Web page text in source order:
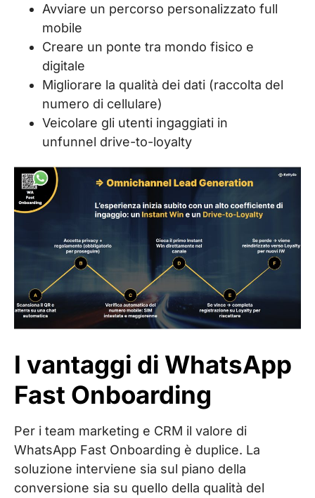
Avviare un percorso personalizzato full
mobile
Creare un ponte tra mondo fisico e
digitale
Migliorare la qualità dei dati (raccolta del
numero di cellulare)
Veicolare gli utenti ingaggiati in
unfunnel drive-to-loyalty
I vantaggi di WhatsApp
Fast Onboarding
Per i team marketing e CRM il valore di
WhatsApp Fast Onboarding è duplice. La
soluzione interviene sia sul piano della
conversione sia su quello della qualità del